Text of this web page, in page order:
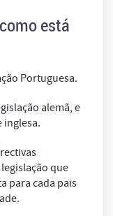
está
Portuguesa.
alemã, e
inglesa.
que
para cada pais